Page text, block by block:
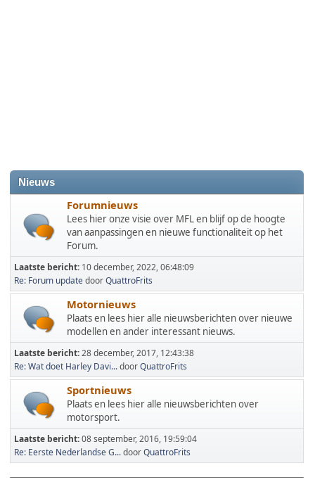
Nieuws
Forumnieuws
Lees hier onze visie over MFL en blijf op de hoogte
van aanpassingen en nieuwe functionaliteit op het
Forum.
Laatste bericht: 10 december, 2022, 06:48:09
Re: Forum updatedoorQuattroFrits
Motornieuws
Plaats en lees hier alle nieuwsberichten over nieuwe
modellen en ander interessant nieuws.
Laatste bericht:28 december, 2017, 12:43:38
Re: Wat doet Harley Davi...doorQuattroFrits
Sportnieuws
Plaats en lees hier alle nieuwsberichten over
motorsport.
Laatste bericht:08 september, 2016, 19:59:04
Re: Eerste Nederlandse G...doorQuattroFrits